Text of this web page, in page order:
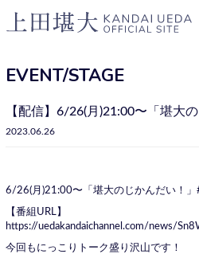
EVENT/STAGE
【配信】6/26(月)21:00〜「堪大
2023.06.26
6/26(月)21:00〜「堪大のじかんだい！」
【番組URL】
https://uedakandaichannel.com/news/
今回もにっこりトーク盛り沢山です！